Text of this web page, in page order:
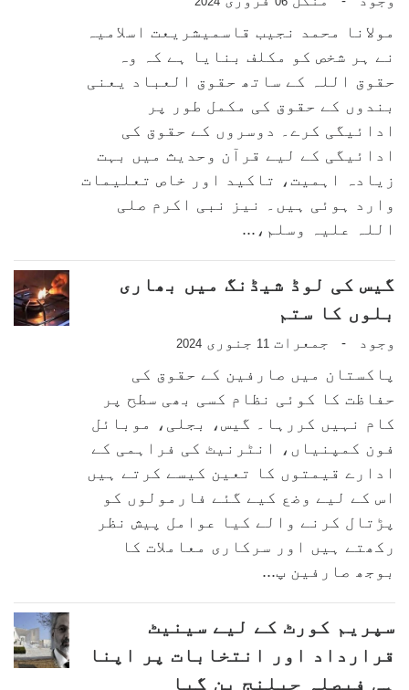
مولانا محمد نجیب قاسمیشریعت اسلامیہ
نے ہر شخص کو مکلف بنایا ہے کہ وہ
حقوق اللہ کے ساتھ حقوق العباد یعنی
بندوں کے حقوق کی مکمل طور پر
ادائیگی کرے۔ دوسروں کے حقوق کی
ادائیگی کے لیے قرآن وحدیث میں بہت
زیادہ اہمیت، تاکید اور خاص تعلیمات
وارد ہوئی ہیں۔ نیز نبی اکرم صلی
اللہ علیہ وسلم،...
گیس کی لوڈ شیڈنگ میں بھاری
بلوں کا ستم
وجود - جمعرات 11 جنوری 2024
پاکستان میں صارفین کے حقوق کی
حفاظت کا کوئی نظام کسی بھی سطح پر
کام نہیں کررہا۔ گیس، بجلی، موبائل
فون کمپنیاں، انٹرنیٹ کی فراہمی کے
ادارے قیمتوں کا تعین کیسے کرتے ہیں
اس کے لیے وضع کیے گئے فارمولوں کو
پڑتال کرنے والے کیا عوامل پیش نظر
رکھتے ہیں اور سرکاری معاملات کا
بوجھ صارفین پ...
سپریم کورٹ کے لیے سینیٹ
قرارداد اور انتخابات پر اپنا
ہی فیصلہ چیلنج بن گیا